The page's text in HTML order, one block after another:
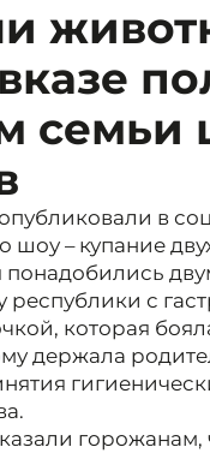
семьи
в
шоу – купание
республики с
которая
держала
горожанам,